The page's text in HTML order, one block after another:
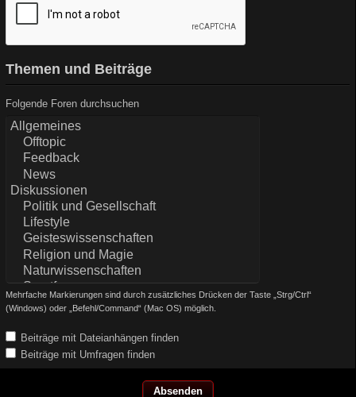
Themen und Beiträge
Folgende Foren durchsuchen
Mehrfache Markierungen sind durch zusätzliches Drücken der Taste „Strg/Ctrl“
(Windows) oder „Befehl/Command“ (Mac OS) möglich.
Beiträge mit Dateianhängen finden
Beiträge mit Umfragen finden